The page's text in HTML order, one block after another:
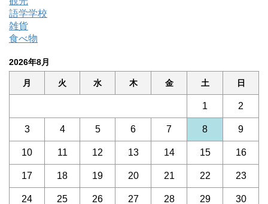
語学学校
雑貨
食べ物
2026年8月
月 火 水 木 金 土 日
1 2
3 4 5 6 7 8 9
10 11 12 13 14 15 16
17 18 19 20 21 22 23
24 25 26 27 28 29 30